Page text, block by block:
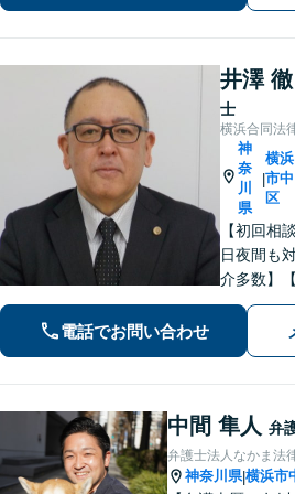
井澤 徹
士
横浜合同法
神
奈
川
県
|
横浜
市中
区
【初回相
日夜間も
介多数】
債務整理
応。迅速
めます。
電話でお問い合わせ
中間 隼人 弁
弁護士法人なかま法
神奈川県|横浜市